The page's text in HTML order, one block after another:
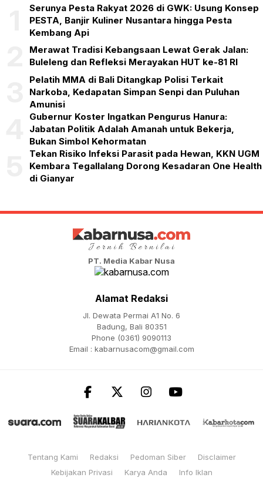
Serunya Pesta Rakyat 2026 di GWK: Usung Konsep
PESTA, Banjir Kuliner Nusantara hingga Pesta
Kembang Api
Merawat Tradisi Kebangsaan Lewat Gerak Jalan:
Buleleng dan Refleksi Merayakan HUT ke-81 RI
Pelatih MMA di Bali Ditangkap Polisi Terkait
Narkoba, Kedapatan Simpan Senpi dan Puluhan
Amunisi
Gubernur Koster Ingatkan Pengurus Hanura:
Jabatan Politik Adalah Amanah untuk Bekerja,
Bukan Simbol Kehormatan
Tekan Risiko Infeksi Parasit pada Hewan, KKN UGM
Kembara Tegallalang Dorong Kesadaran One Health
di Gianyar
PT. Media Kabar Nusa
Alamat Redaksi
Jl. Dewata Permai A1 No. 6
Badung, Bali 80351
Phone (0361) 9090113
Email : kabarnusacom@gmail.com
Tentang Kami Redaksi Pedoman Siber
Disclaimer
Kebijakan Privasi
Karya Anda Info Iklan